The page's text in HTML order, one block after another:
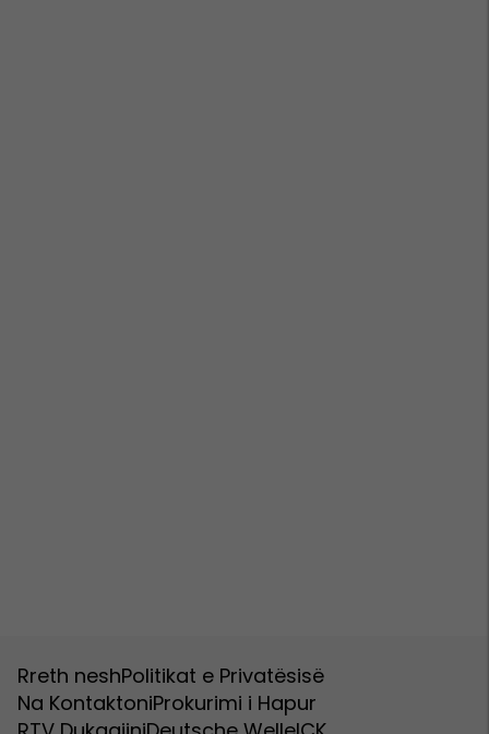
Rreth neshPolitikat e Privatësisë
Na KontaktoniProkurimi i Hapur